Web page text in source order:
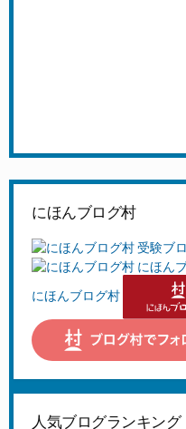
にほんブログ村
にほんブログ村
人気ブログランキング